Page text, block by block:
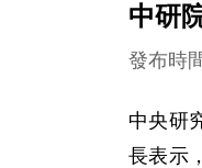
中研
發布時
中央研
長表示